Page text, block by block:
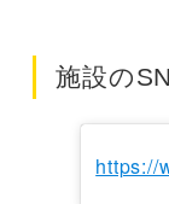
施設の
https://